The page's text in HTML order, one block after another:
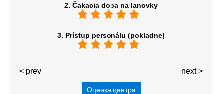
2. Čakacia doba na lanovky
3. Prístup personálu (pokladne)
next >
< prev
Оценка центра